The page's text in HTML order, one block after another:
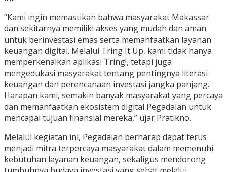
“Kami ingin memastikan bahwa masyarakat Makassar
dan sekitarnya memiliki akses yang mudah dan aman
untuk berinvestasi emas serta memanfaatkan layanan
keuangan digital. Melalui Tring It Up, kami tidak hanya
memperkenalkan aplikasi Tring!, tetapi juga
mengedukasi masyarakat tentang pentingnya literasi
keuangan dan perencanaan investasi jangka panjang.
Harapan kami, semakin banyak masyarakat yang percaya
dan memanfaatkan ekosistem digital Pegadaian untuk
mencapai tujuan finansial mereka,” ujar Pratikno.
Melalui kegiatan ini, Pegadaian berharap dapat terus
menjadi mitra terpercaya masyarakat dalam memenuhi
kebutuhan layanan keuangan, sekaligus mendorong